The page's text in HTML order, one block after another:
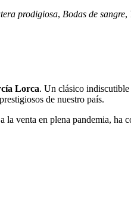
prodigiosa, Bodas de sangre,
Lorca. Un clásico indiscutible
de nuestro país.
la venta en plena pandemia, ha